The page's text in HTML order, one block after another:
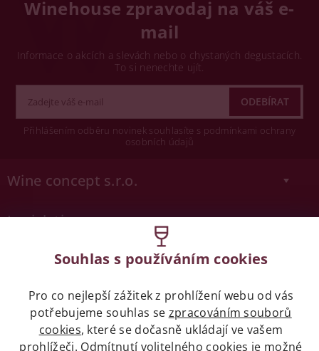
Winehouse zpravodaj na váš e-
mail
Informace o akcích a slevách nebo o chystaných degustacích.
To si nenechte ujít.
Přihlášením odběru novinek souhlasíte s podmínkami ochrany
osobních údajů
Wine concept s.r.o.
Legislativa
Zákaz prodeje alkoholických nápojů osobám
mladších 18 let.
Naše služby
Souhlas s používáním cookies
Pro co nejlepší zážitek z prohlížení webu od vás
potřebujeme souhlas se zpracováním souborů
cookies, které se dočasně ukládají ve vašem
prohlížeči. Odmítnutí volitelného cookies je možné